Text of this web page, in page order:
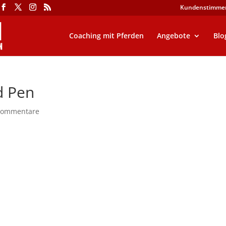
Coaching mit Pferden Angebote
Pen